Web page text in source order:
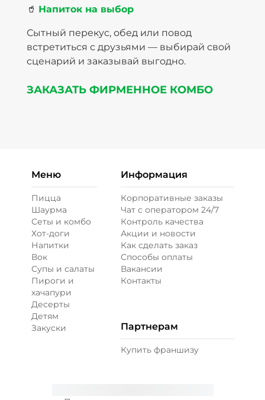
🥤 Напиток на выбор
Сытный перекус, обед или повод
встретиться с друзьями — выбирай свой
сценарий и заказывай выгодно.
ЗАКАЗАТЬ ФИРМЕННОЕ КОМБО
Меню
Пицца
Шаурма
Сеты и комбо
Хот-доги
Напитки
Вок
Супы и салаты
Пироги и
хачапури
Десерты
Детям
Закуски
Информация
Корпоративные заказы
Чат с оператором 24/7
Контроль качества
Акции и новости
Как сделать заказ
Способы оплаты
Вакансии
Контакты
Партнерам
Купить франшизу